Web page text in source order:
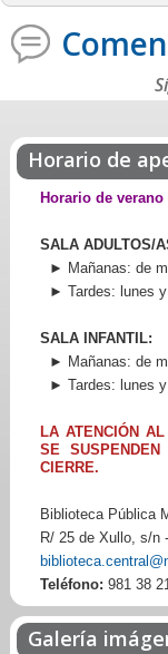
Horario de
Horario de
SALA ADULTOS/
► Mañanas: de
► Tardes: lunes y
SALA INFANTIL:
► Mañanas: de
► Tardes: lunes y
LA ATENCIÓN
SE
CIERRE.
Biblioteca Pública
R/ 25 de Xullo, s/n
Teléfono: 981 38
Galería